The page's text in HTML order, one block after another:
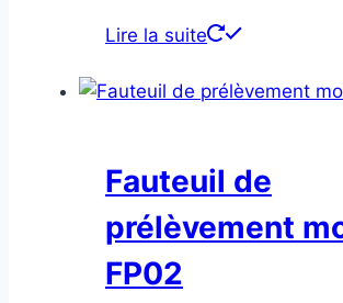
Lire la suite
Fauteuil de
prélèvement
FP02